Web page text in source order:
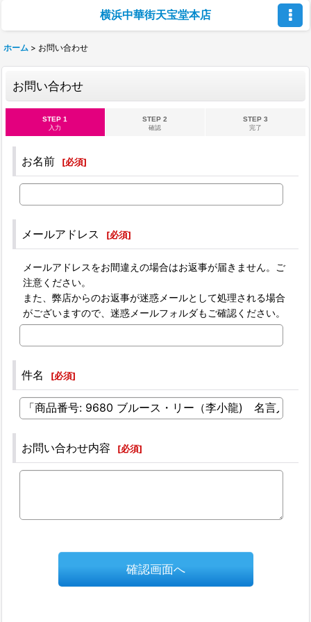
横浜中華街天宝堂本店
ホーム > お問い合わせ
お問い合わせ
STEP 1
入力
STEP 2
確認
STEP 3
完了
お名前 [必須]
メールアドレス [必須]
メールアドレスをお間違えの場合はお返事が届きません。ご
注意ください。
また、弊店からのお返事が迷惑メールとして処理される場合
がございますので、迷惑メールフォルダもご確認ください。
件名 [必須]
お問い合わせ内容 [必須]
確認画面へ